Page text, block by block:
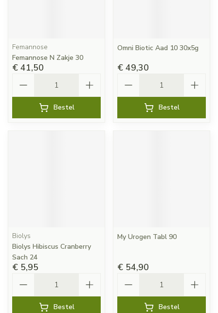
Femannose
Femannose N Zakje 30
€ 41,50
Bestel
Omni Biotic Aad 10 30x5g
€ 49,30
Bestel
Biolys
Biolys Hibiscus Cranberry
Sach 24
€ 5,95
Bestel
My Urogen Tabl 90
€ 54,90
Bestel